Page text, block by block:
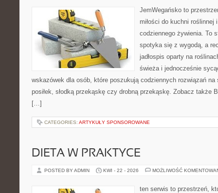
JemWegańsko to
miłości do kuchni roślinnej
codziennego żywienia. To
spotyka się z wygodą, a
jadłospis oparty na
świeża i jednocześnie
wskazówek dla osób, które poszukują codziennych rozwiązań na
posiłek, słodką przekąskę czy drobną przekąskę. Zobacz także
[…]
CATEGORIES: ARTYKUŁY SPONSOROWANE
DIETA W PRAKTYCE
POSTED BY ADMIN KWI - 22 - 2026 MOŻLIWOŚĆ
ten serwis to przestrzeń,